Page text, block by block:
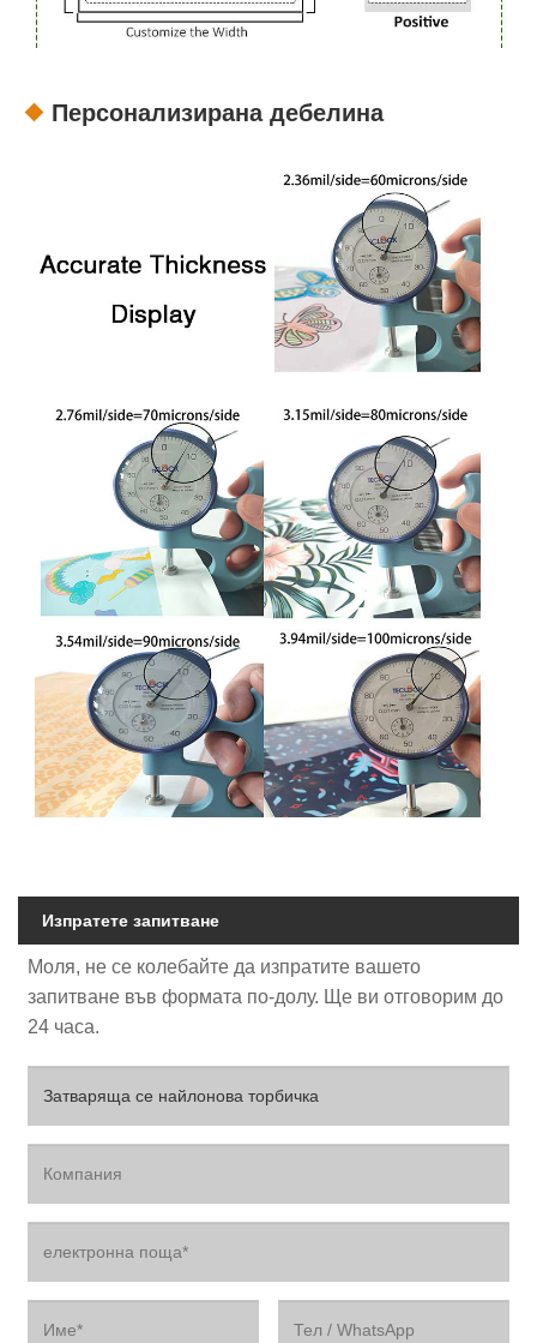
Персонализирана дебелина
Изпратете запитване
Моля, не се колебайте да изпратите вашето
запитване във формата по-долу. Ще ви отговорим до
24 часа.